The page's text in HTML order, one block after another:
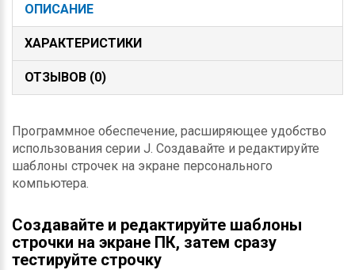
ОПИСАНИЕ
ХАРАКТЕРИСТИКИ
ОТЗЫВОВ (0)
Программное обеспечение, расширяющее удобство
использования серии J. Создавайте и редактируйте
шаблоны строчек на экране персонального
компьютера.
Создавайте и редактируйте шаблоны
строчки на экране ПК, затем сразу
тестируйте строчку